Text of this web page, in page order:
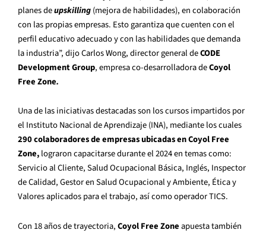
planes deupskilling(mejora de habilidades), en colaboración
con las propias empresas. Esto garantiza que cuenten con el
perfil educativo adecuado y con las habilidades que demanda
la industria”, dijo Carlos Wong, director general deCODE
Development Group, empresa co-desarrolladora deCoyol
Free Zone.
Una de las iniciativas destacadas son los cursos impartidos por
el Instituto Nacional de Aprendizaje (INA), mediante los cuales
290 colaboradores de empresas ubicadas en Coyol Free
Zone,lograron capacitarse durante el 2024 en temas como:
Servicio al Cliente, Salud Ocupacional Básica, Inglés, Inspector
de Calidad, Gestor en Salud Ocupacional y Ambiente, Ética y
Valores aplicados para el trabajo, así como operador TICS.
Con 18 años de trayectoria,Coyol Free Zoneapuesta también